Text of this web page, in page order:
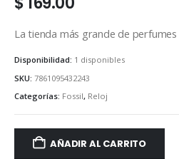
La tienda más grande de
Disponibilidad: 1 disponibles
SKU: 7861095432243
Categorías: Fossil, Reloj
AÑADIR AL CARRITO